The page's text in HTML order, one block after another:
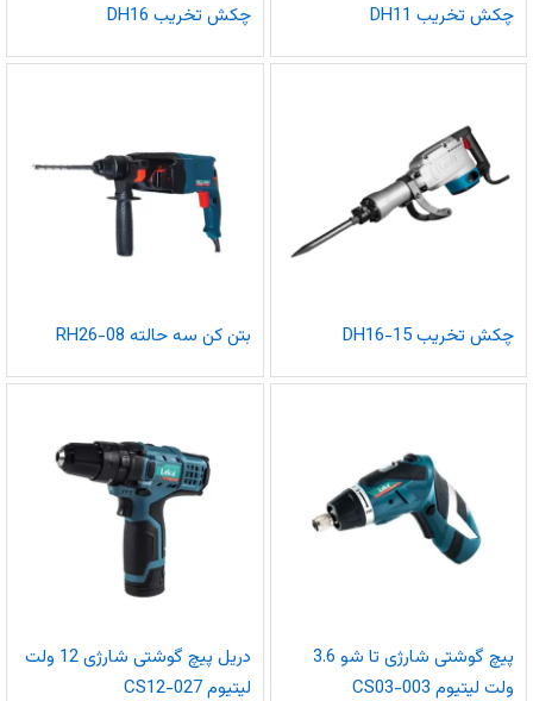
چکش تخریب DH11 چکش تخریب DH16
چکش تخریب DH16-15 بتن کن سه حالته RH26-08
پیچ گوشتی شارژی تا شو 3.6
ولت لیتیوم CS03-003
دریل پیچ گوشتی شارژی 12 ولت
لیتیوم CS12-027